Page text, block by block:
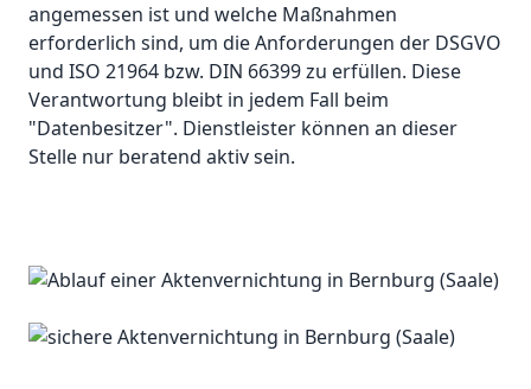
angemessen ist und welche Maßnahmen
erforderlich sind, um die Anforderungen der DSGVO
und ISO 21964 bzw. DIN 66399 zu erfüllen. Diese
Verantwortung bleibt in jedem Fall beim
"Datenbesitzer". Dienstleister können an dieser
Stelle nur beratend aktiv sein.